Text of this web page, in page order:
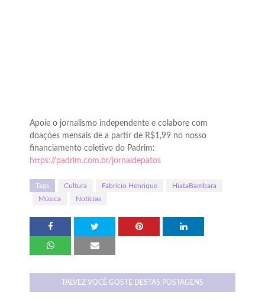
Apoie o jornalismo independente e colabore com
doações mensais de a partir de R$1,99 no nosso
financiamento coletivo do Padrim:
https://padrim.com.br/jornaldepatos
Tags Cultura Fabrício Henrique
HiataBambara
Música
Notícias
TALVEZ VOCÊ GOSTE DESTAS POSTAGENS